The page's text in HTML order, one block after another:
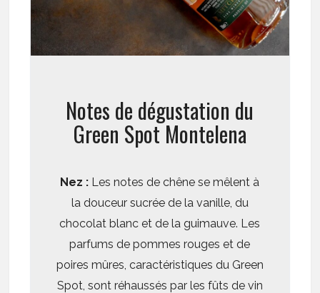
Notes de dégustation du
Green Spot Montelena
Nez : Les notes de chêne se mêlent à
la douceur sucrée de la vanille, du
chocolat blanc et de la guimauve. Les
parfums de pommes rouges et de
poires mûres, caractéristiques du Green
Spot, sont réhaussés par les fûts de vin